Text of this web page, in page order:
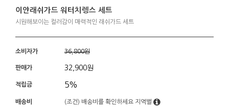
이얀래쉬가드 워터치렝스 세트
시원해보이는 컬러감이 매력적인 래쉬가드 세트
소비자가 36,800원
판매가 32,900원
적립금 5%
배송비 (조건) 배송비를 확인하세요 지역별